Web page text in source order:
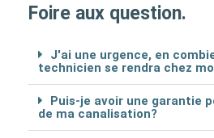
Foire aux question.
J'ai une urgence, en
technicien se rendra chez
Puis-je avoir une garantie
de ma canalisation?